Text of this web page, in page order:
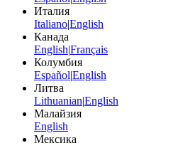
Италия
Italiano|English
Канада
English|Français
Колумбия
Español|English
Литва
Lithuanian|English
Малайзия
English
Мексика